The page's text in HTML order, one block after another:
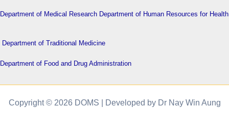
Department of Medical Research Department of Human Resources for Health
Department of Traditional Medicine
Department of Food and Drug Administration
Copyright © 2026 DOMS | Developed by Dr Nay Win Aung